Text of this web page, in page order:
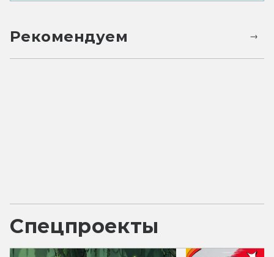
Рекомендуем
Спецпроекты